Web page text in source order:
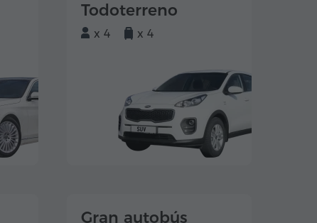
Todoterreno
x 4 x 4
Gran autobús